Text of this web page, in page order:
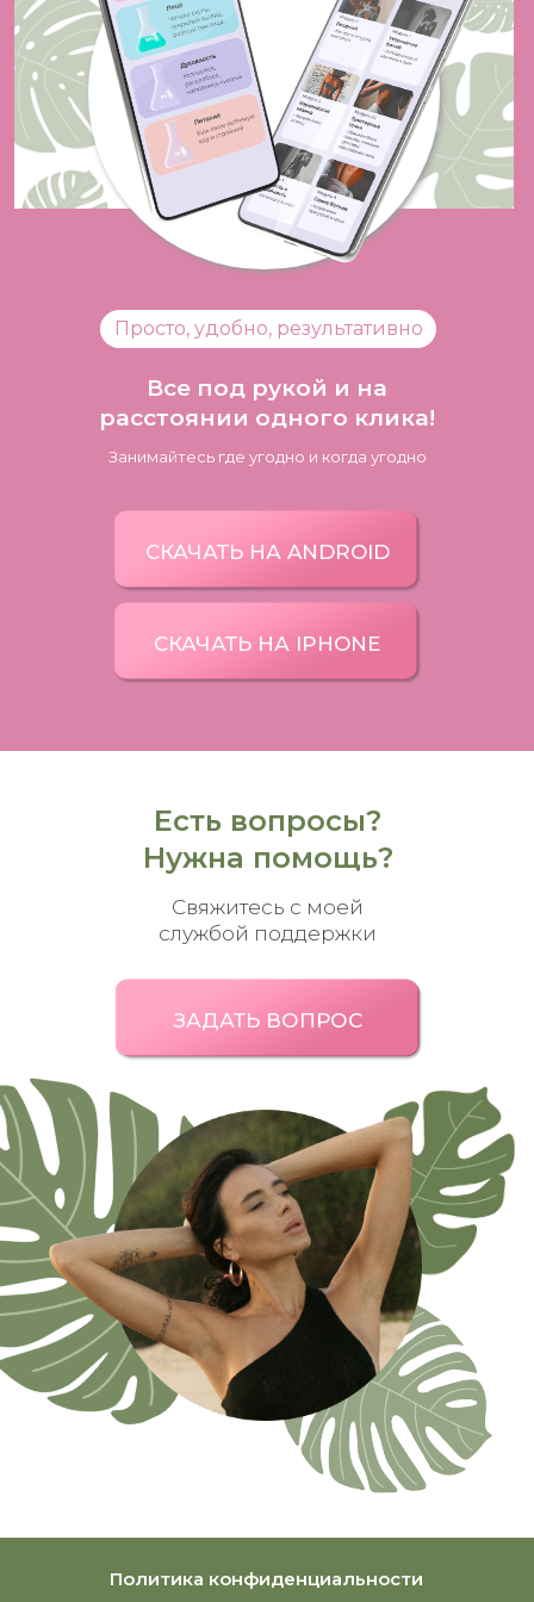
СКАЧАТЬ НА IPHONE
СКАЧАТЬ НА ANDROID
Просто, удобно, результативно
Все под рукой и на
расстоянии одного клика!
Занимайтесь где угодно и когда угодно
ЗАДАТЬ ВОПРОС
Есть вопросы?
Нужна помощь?
Свяжитесь с моей
службой поддержки
Политика конфиденциальности